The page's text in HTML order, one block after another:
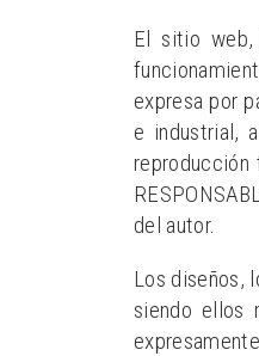
El sitio web,
expresa por
e industrial,
del autor.
Los diseños,
siendo ellos